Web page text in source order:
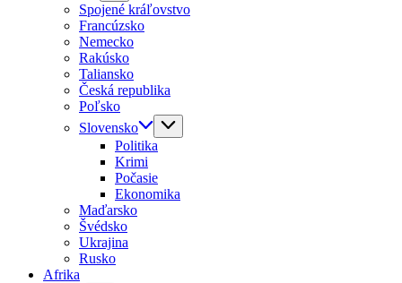
Spojené kráľovstvo
Francúzsko
Nemecko
Rakúsko
Taliansko
Česká republika
Poľsko
Slovensko
Politika
Krimi
Počasie
Ekonomika
Maďarsko
Švédsko
Ukrajina
Rusko
Afrika